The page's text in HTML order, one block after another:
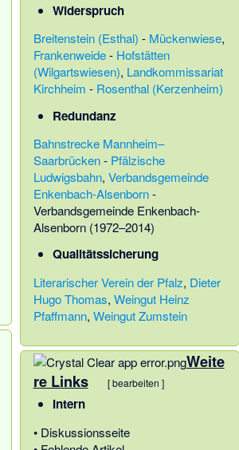
Widerspruch
Breitenstein (Esthal) - Mückenwiese,
Frankenweide- Hofstätten
(Wilgartswiesen), Landkommissariat
Kirchheim - Rosenthal (Kerzenheim)
Redundanz
Bahnstrecke Mannheim–
Saarbrücken- Pfälzische
Ludwigsbahn, Verbandsgemeinde
Enkenbach-Alsenborn-
Verbandsgemeinde Enkenbach-
Alsenborn (1972–2014)
Qualitätssicherung
Literarischer Verein der Pfalz, Dieter
Hugo Thomas, Weingut Heinz
Pfaffmann, Weingut Zumstein
Weite
re Links
[bearbeiten ]
Intern
• Diskussionsseite